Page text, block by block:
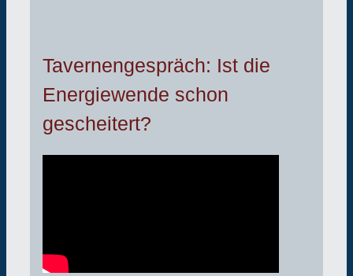
Tavernengespräch: Ist die
Energiewende schon
gescheitert?